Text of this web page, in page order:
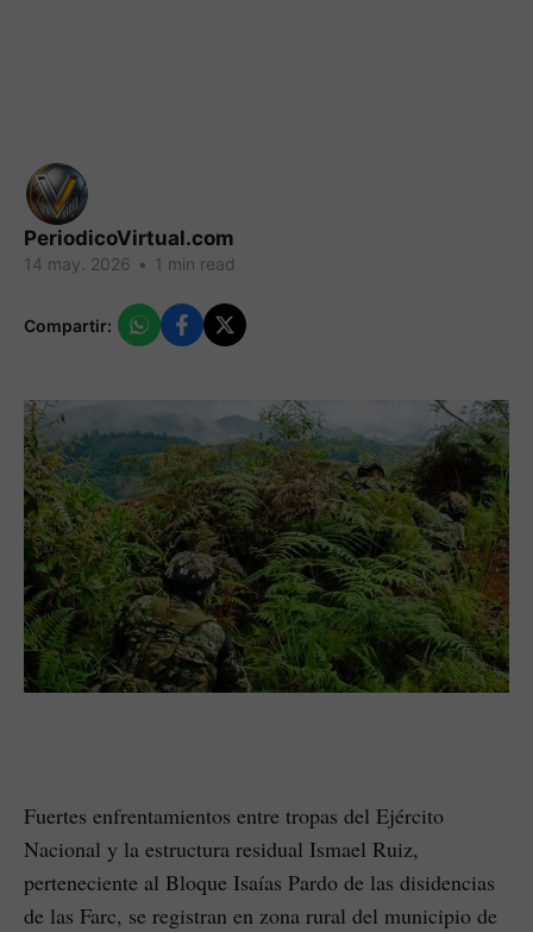
PeriodicoVirtual.com
14 may. 2026 • 1 min read
Compartir:
Fuertes enfrentamientos entre tropas del Ejército
Nacional y la estructura residual Ismael Ruiz,
perteneciente al Bloque Isaías Pardo de las disidencias
de las Farc, se registran en zona rural del municipio de